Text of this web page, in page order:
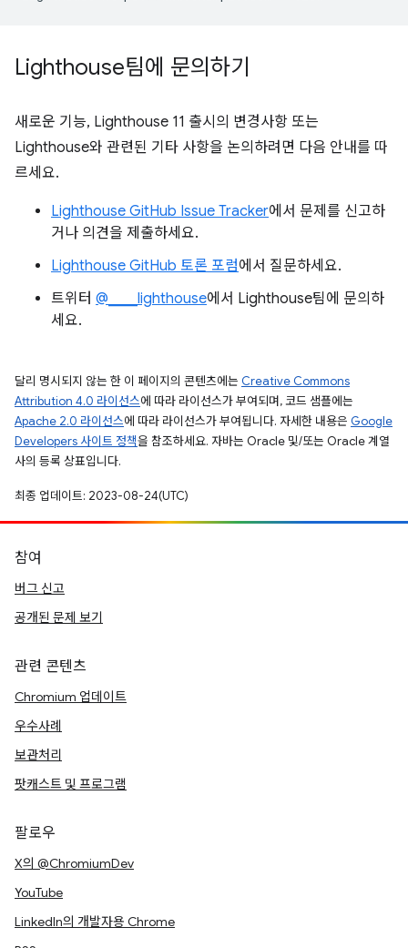
Lighthouse팀에 문의하기
새로운 기능, Lighthouse 11 출시의 변경사항 또는
Lighthouse와 관련된 기타 사항을 논의하려면 다음 안내를 따
르세요.
Lighthouse GitHub Issue Tracker에서 문제를 신고하
거나 의견을 제출하세요.
Lighthouse GitHub 토론 포럼에서 질문하세요.
트위터 @____lighthouse에서 Lighthouse팀에 문의하
세요.
달리 명시되지 않는 한 이 페이지의 콘텐츠에는 Creative Commons
Attribution 4.0 라이선스에 따라 라이선스가 부여되며, 코드 샘플에는
Apache 2.0 라이선스에 따라 라이선스가 부여됩니다. 자세한 내용은 Google
Developers 사이트 정책을 참조하세요. 자바는 Oracle 및/또는 Oracle 계열
사의 등록 상표입니다.
최종 업데이트: 2023-08-24(UTC)
참여
버그 신고
공개된 문제 보기
관련 콘텐츠
Chromium 업데이트
우수사례
보관처리
팟캐스트 및 프로그램
팔로우
X의 @ChromiumDev
YouTube
LinkedIn의 개발자용 Chrome